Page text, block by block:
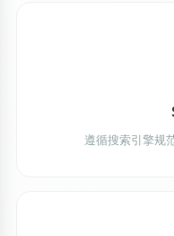
遵循搜索引擎规